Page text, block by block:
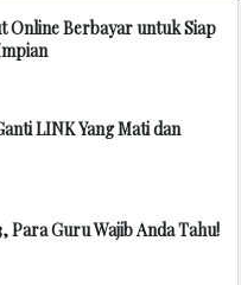
Online Berbayar untuk Siap
LINK Yang Mati dan
Para Guru Wajib Anda Tahu!